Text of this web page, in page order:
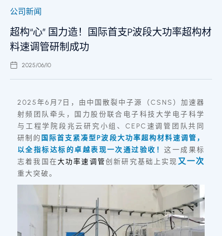
公司新闻
超构“心” 国力造！国际首支P波段大功率超构材
料速调管研制成功
2025/06/10
2025年6月7日，由中国散裂中子源（CSNS）加速器
射频团队牵头，国力股份联合电子科技大学电子科学
与工程学院段兆云研究小组、CEPC速调管团队共同
研制的 国际首支紧凑型P波段大功率超构材料速调管 ，
以全指标达标的卓越表现一次通过验收！这一成果标
志着我国在大功率速调管创新研究基础上实现 又一次
重大突破。